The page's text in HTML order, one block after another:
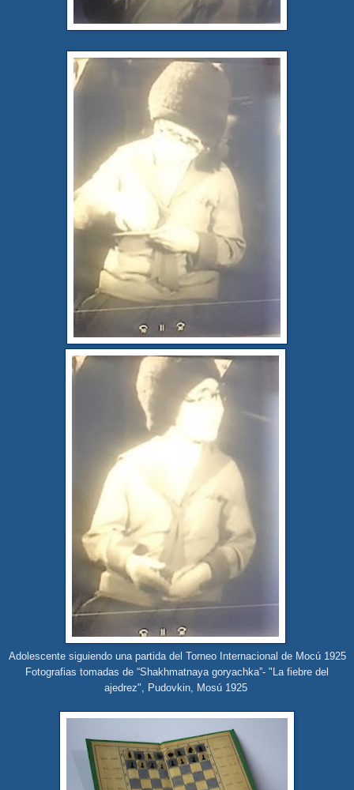
Adolescente siguiendo una partida del Torneo Internacional de Mocú 1925
Fotografias tomadas de “Shakhmatnaya goryachka”- "La fiebre del
ajedrez", Pudovkin, Mosú 1925